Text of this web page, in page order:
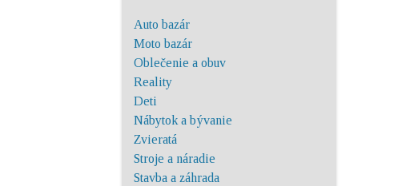
Auto bazár
Moto bazár
Oblečenie a obuv
Reality
Deti
Nábytok a bývanie
Zvieratá
Stroje a náradie
Stavba a záhrada